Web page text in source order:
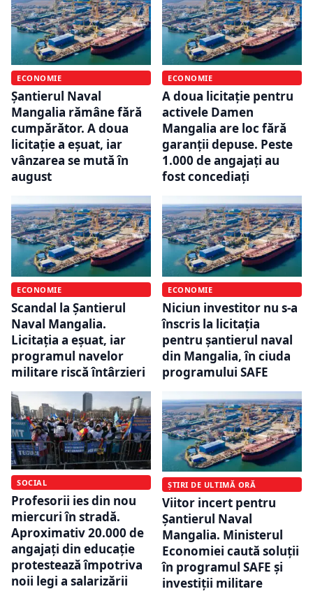
ECONOMIE
Șantierul Naval
Mangalia rămâne fără
cumpărător. A doua
licitație a eșuat, iar
vânzarea se mută în
august
ECONOMIE
A doua licitație pentru
activele Damen
Mangalia are loc fără
garanții depuse. Peste
1.000 de angajați au
fost concediați
ECONOMIE
Scandal la Șantierul
Naval Mangalia.
Licitația a eșuat, iar
programul navelor
militare riscă întârzieri
ECONOMIE
Niciun investitor nu s-a
înscris la licitația
pentru șantierul naval
din Mangalia, în ciuda
programului SAFE
SOCIAL
Profesorii ies din nou
miercuri în stradă.
Aproximativ 20.000 de
angajați din educație
protestează împotriva
noii legi a salarizării
ȘTIRI DE ULTIMĂ ORĂ
Viitor incert pentru
Șantierul Naval
Mangalia. Ministerul
Economiei caută soluții
în programul SAFE și
investiții militare